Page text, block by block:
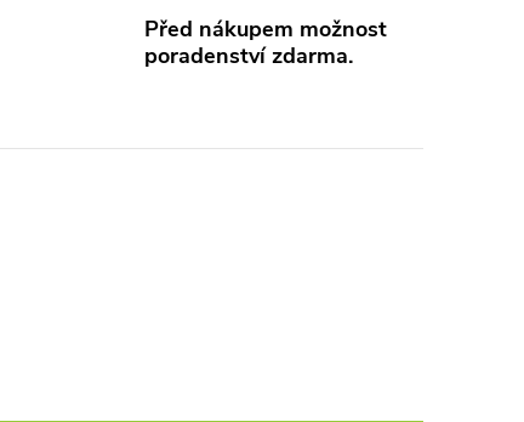
Před nákupem možnost
poradenství zdarma.